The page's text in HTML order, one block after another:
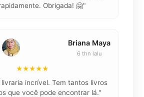
Obrigada! 🤗"
Briana Maya
6 thn lalu
★★★★★
livraria incrível. Tem tantos livros
que você pode encontrar lá."